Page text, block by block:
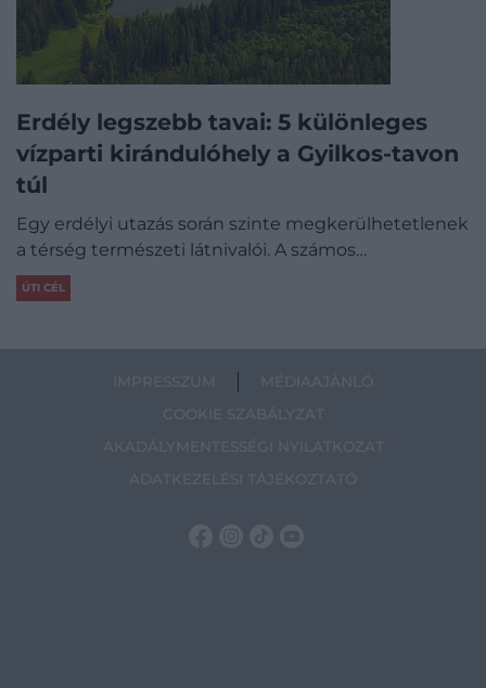
Erdély legszebb tavai: 5 különleges
vízparti kirándulóhely a Gyilkos-tavon
túl
Egy erdélyi utazás során szinte megkerülhetetlenek
a térség természeti látnivalói. A számos…
ÚTI CÉL